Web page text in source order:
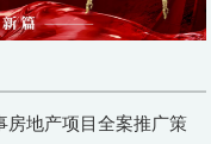
房地产项目全案推广策